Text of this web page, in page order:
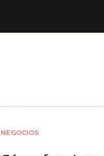
NEGOCIOS